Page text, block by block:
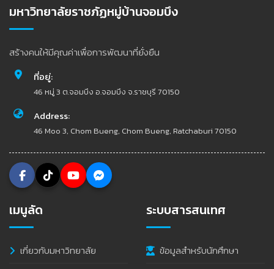
มหาวิทยาลัยราชภัฏหมู่บ้านจอมบึง
สร้างคนให้มีคุณค่าเพื่อการพัฒนาที่ยั่งยืน
ที่อยู่:
46 หมู่ 3 ต.จอมบึง อ.จอมบึง จ.ราชบุรี 70150
Address:
46 Moo 3, Chom Bueng, Chom Bueng, Ratchaburi 70150
เมนูลัด
เกี่ยวกับมหาวิทยาลัย
ระบบสารสนเทศ
ข้อมูลสำหรับนักศึกษา